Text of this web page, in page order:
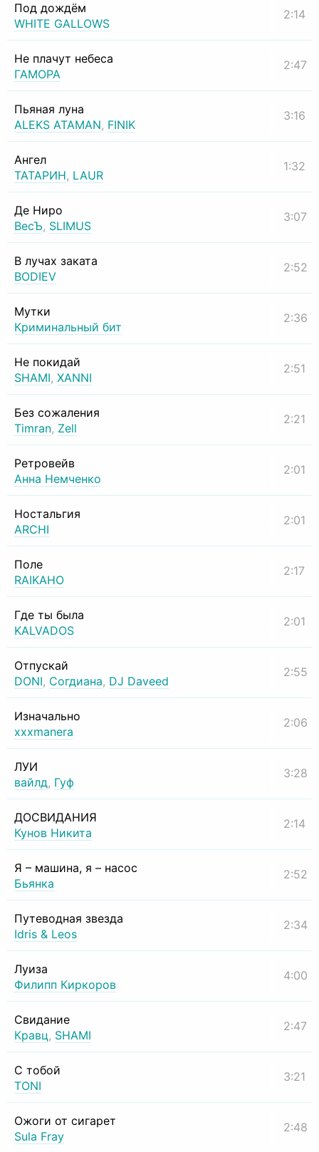
Под дождём
WHITE GALLOWS
2:14
Не плачут небеса
ГАМОРА
2:47
Пьяная луна
ALEKS ATAMAN, FINIK
3:16
Ангел
ТАТАРИН, LAUR
1:32
Де Ниро
ВесЪ, SLIMUS
3:07
В лучах заката
BODIEV
2:52
Мутки
Криминальный бит
2:36
Не покидай
SHAMI, XANNI
2:51
Без сожаления
Timran, Zell
2:21
Ретровейв
Анна Немченко
2:01
Ностальгия
ARCHI
2:01
Поле
RAIKAHO
2:17
Где ты была
KALVADOS
2:01
Отпускай
DONI, Согдиана, DJ Daveed
2:55
Изначально
xxxmanera
2:06
ЛУИ
вайлд, Гуф
3:28
ДОСВИДАНИЯ
Кунов Никита
2:14
Я – машина, я – насос
Бьянка
2:52
Путеводная звезда
Idris & Leos
2:34
Луиза
Филипп Киркоров
4:00
Свидание
Кравц, SHAMI
2:47
С тобой
TONI
3:21
Ожоги от сигарет
Sula Fray
2:48